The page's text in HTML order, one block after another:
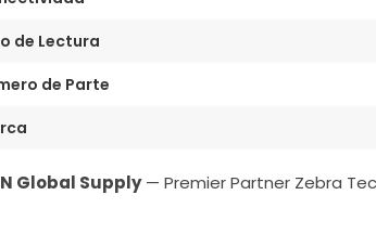
de Lectura
de Parte
Global Supply— Premier Partner Zebra